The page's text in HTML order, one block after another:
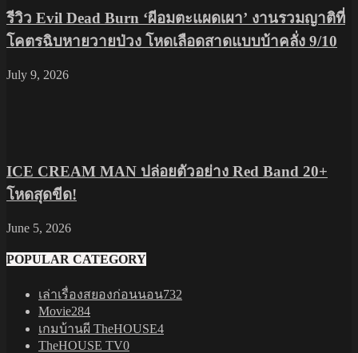
รีวิว Evil Dead Burn ‘ผีอมตะแผดเผา’ งานรวมญาติที่
โคตรฉิบหายวายป่วง โหดเลือดสาดแบบบ้าคลั่ง 9/10
July 9, 2026
ICE CREAM MAN ปล่อยตัวอย่าง Red Band 20+
โหดสุดขีด!
June 5, 2026
POPULAR CATEGORY
เล่าเรื่องสยองก่อนนอน732
Movie284
เกมบ้านผี TheHOUSE4
TheHOUSE TV0